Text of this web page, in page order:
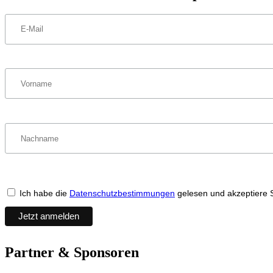
Ich habe die Datenschutzbestimmungen gelesen und akzeptiere
Partner & Sponsoren